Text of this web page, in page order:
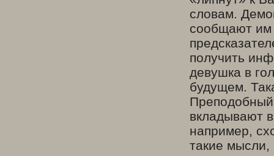
словам.
сообщают им
получить
девушка в
будущем.
вкладывают
например,
такие мысли,